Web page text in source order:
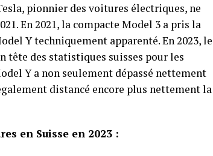
pionnier des voitures électriques, ne
En 2021, la compacte Model 3 a pris la
Y techniquement apparenté. En 2023, le
tête des statistiques suisses pour les
Y a non seulement dépassé nettement
distancé encore plus nettement la
en Suisse en 2023 :